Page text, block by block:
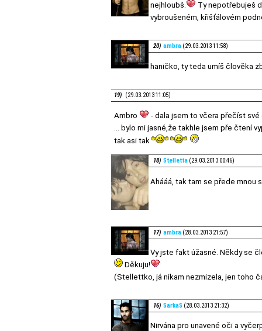
nejhloubš.
Ty nepotřebuješ
vybroušeném, křišťálovém
20) ambra (29.03.2013 11:58)
haničko, ty teda umíš člověka
19) (29.03.2013 11:05)
Ambro
- dala jsem to včera přečíst své
... bylo mi jasné,že takhle jsem pře čtení
tak asi tak
18) Stelletta (29.03.2013 00:46)
Ahááá, tak tam se přede mnou
17) ambra (28.03.2013 21:57)
Vy jste fakt úžasné. Někdy se
Děkuju!
(Stellettko, já nikam nezmizela, jen toho
16) SarkaS (28.03.2013 21:32)
Nirvána pro unavené oči a